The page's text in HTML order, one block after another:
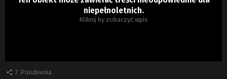
niepełnoletnich.
Kliknij by zobaczyć wpis
7 Polubienia